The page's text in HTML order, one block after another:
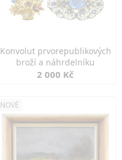
Konvolut prvorepublikových
broží a náhrdelníku
2 000 Kč
NOVÉ